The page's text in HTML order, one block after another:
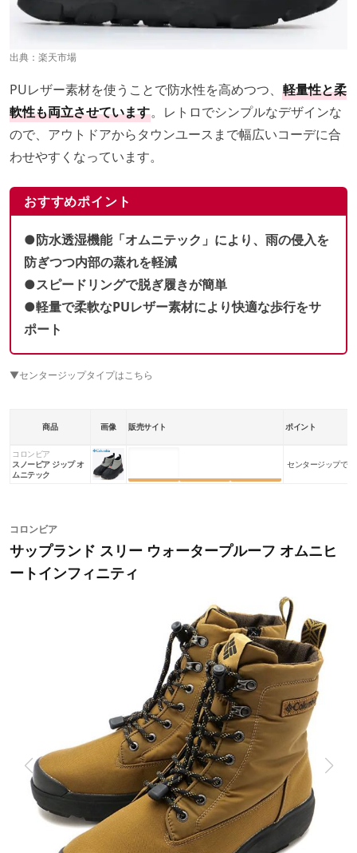
出典： 楽天市場
PUレザー素材を使うことで防水性を高めつつ、 軽量性と柔
軟性も両立させています。レトロでシンプルなデザインな
ので、アウトドアからタウンユースまで幅広いコーデに合
わせやすくなっています。
おすすめポイント
●防水透湿機能「オムニテック」により、雨の侵入を
防ぎつつ内部の蒸れを軽減
●スピードリングで脱ぎ履きが簡単
●軽量で柔軟なPUレザー素材により快適な歩行をサ
ポート
▼センタージップタイプはこちら
商品 画像 販売サイト ポイント
コロンビア
スノーピア ジップ オ
ムニテック
センタージップで
コロンビア
サップランド スリー ウォータープルーフ オムニヒ
ートインフィニティ